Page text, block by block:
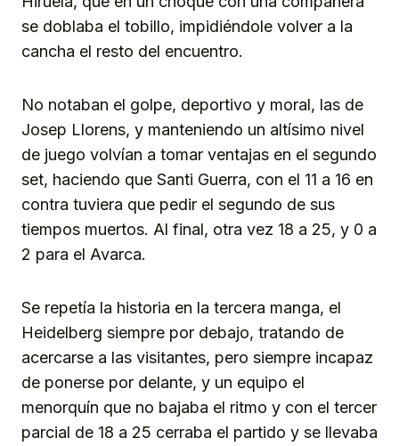
se doblaba el tobillo, impidiéndole volver a la
cancha el resto del encuentro.
No notaban el golpe, deportivo y moral, las de
Josep Llorens, y manteniendo un altísimo nivel
de juego volvían a tomar ventajas en el segundo
set, haciendo que Santi Guerra, con el 11 a 16 en
contra tuviera que pedir el segundo de sus
tiempos muertos. Al final, otra vez 18 a 25, y 0 a
2 para el Avarca.
Se repetía la historia en la tercera manga, el
Heidelberg siempre por debajo, tratando de
acercarse a las visitantes, pero siempre incapaz
de ponerse por delante, y un equipo el
menorquín que no bajaba el ritmo y con el tercer
parcial de 18 a 25 cerraba el partido y se llevaba